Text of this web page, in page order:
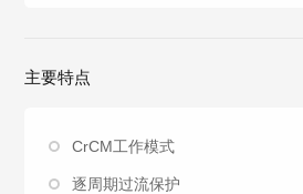
主要特点
CrCM工作模式
逐周期过流保护